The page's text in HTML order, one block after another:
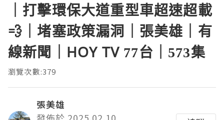
｜打擊環保大道重型車超速超載
💨｜堵塞政策漏洞｜張美雄｜有
線新聞｜HOY TV 77台｜573集
瀏覽次數:379
張美雄